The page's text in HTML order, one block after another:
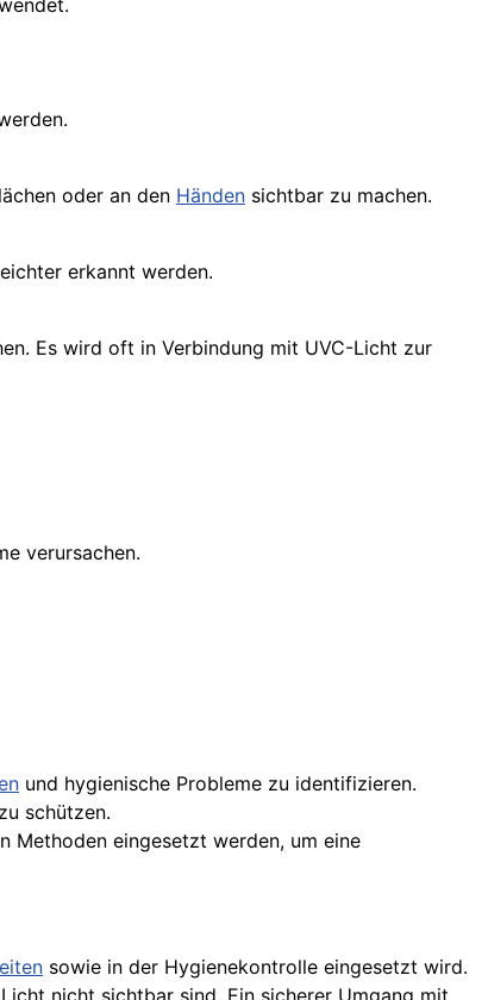
oder an den Händen sichtbar zu machen.
erkannt werden.
Es wird oft in Verbindung mit UVC-Licht zur
verursachen.
und hygienische Probleme zu identifizieren.
schützen.
Methoden eingesetzt werden, um eine
sowie in der Hygienekontrolle eingesetzt wird.
nicht sichtbar sind. Ein sicherer Umgang mit